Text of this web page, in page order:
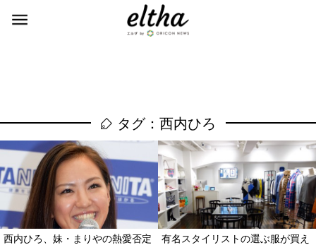
タグ：西内ひろ
西内ひろ、妹・まりやの熱愛否定
有名スタイリストの選ぶ服が買え